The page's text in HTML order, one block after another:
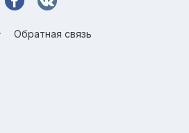
Обратная связь